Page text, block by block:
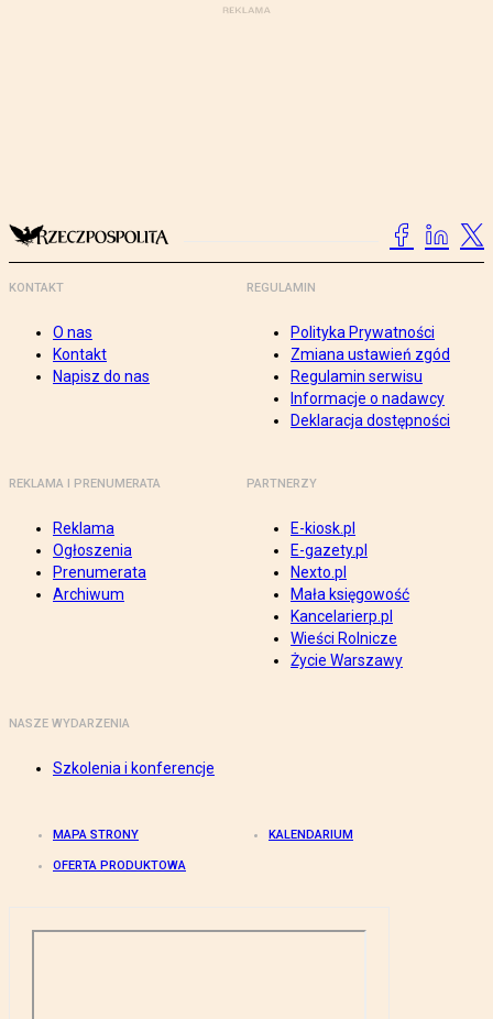
KONTAKT
O nas
Kontakt
Napisz do nas
REGULAMIN
Polityka Prywatności
Zmiana ustawień zgód
Regulamin serwisu
Informacje o nadawcy
Deklaracja dostępności
REKLAMA I PRENUMERATA
Reklama
Ogłoszenia
Prenumerata
Archiwum
PARTNERZY
E-kiosk.pl
E-gazety.pl
Nexto.pl
Mała księgowość
Kancelarierp.pl
Wieści Rolnicze
Życie Warszawy
NASZE WYDARZENIA
Szkolenia i konferencje
MAPA STRONY KALENDARIUM
OFERTA PRODUKTOWA